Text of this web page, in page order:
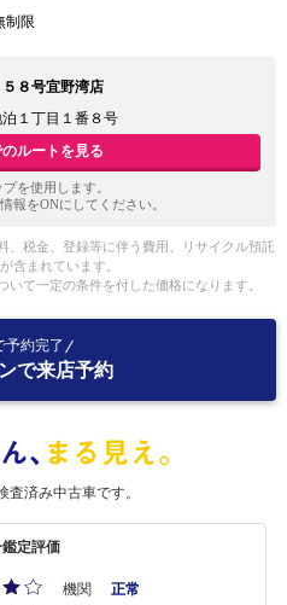
制限
８号宜野湾店
１丁目１番８号
ルートを見る
を使用します。
報をONにしてください。
、税金、登録等に伴う費用、リサイクル預託
含まれています。
て一定の条件を付した価格になります。
予約完了
で来店予約
査済み中古車です。
鑑定評価
機関
正常